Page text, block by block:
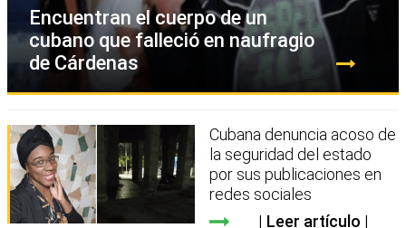
Encuentran el cuerpo de un
cubano que falleció en naufragio
de Cárdenas
Cubana denuncia acoso de
la seguridad del estado
por sus publicaciones en
redes sociales
Leer artículo